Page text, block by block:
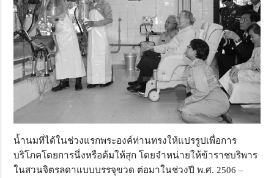
น้ำนมที่ได้ในช่วงแรกพระองค์ท่านทรงให้แปรรูปเพื่อการ
บริโภคโดยการนึ่งหรือต้มให้สุก โดยจำหน่ายให้ข้าราชบริพาร
ในสวนจิตรลดาแบบบรรจุขวด ต่อมาในช่วงปี พ.ศ. 2506 –